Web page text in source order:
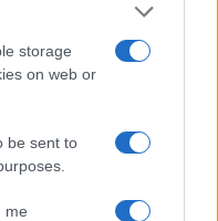
storage
on web or
be sent to
me
μας
ιστορίες,